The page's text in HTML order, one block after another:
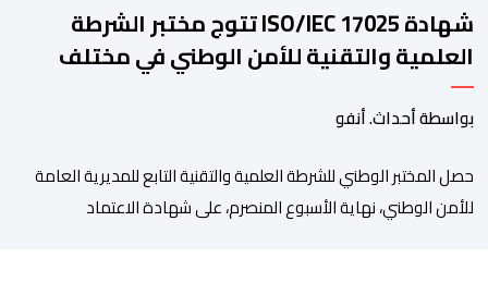
شهادة ISO/IEC 17025 تتوج مختبر الشرطة
العلمية والتقنية للأمن الوطني في مختلف
الخبرات الجنائية
بواسطة أحداث. أنفو
حصل المختبر الوطني للشرطة العلمية والتقنية التابع للمديرية العامة
للأمن الوطني، نهاية الأسبوع المنصرم، على شهادة الاعتماد